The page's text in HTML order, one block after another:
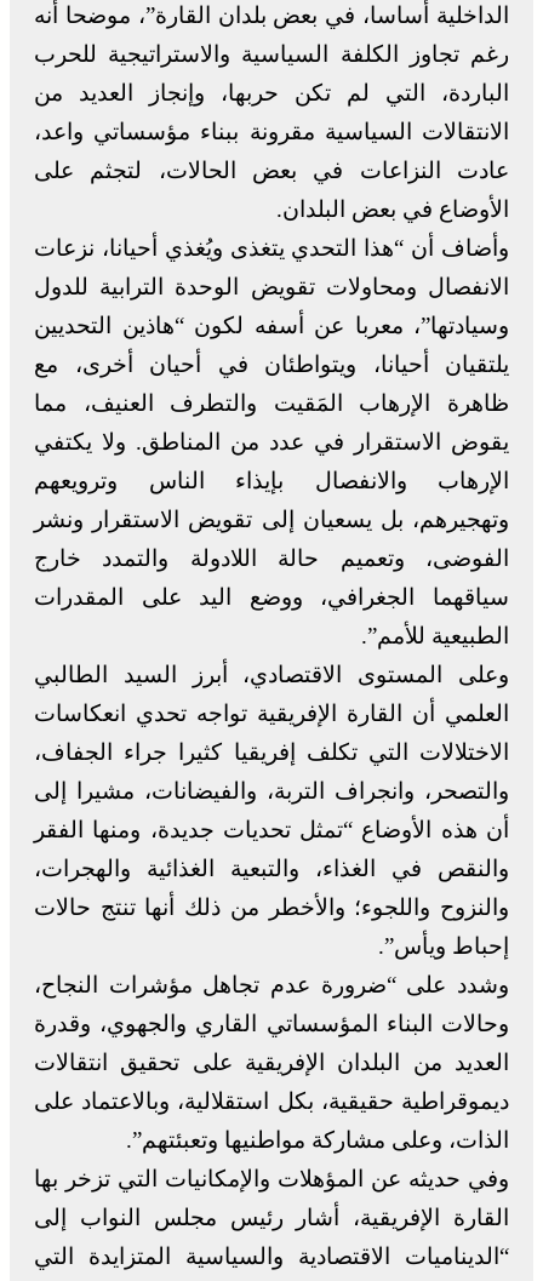
الداخلية أساسا، في بعض بلدان القارة”، موضحا أنه
رغم تجاوز الكلفة السياسية والاستراتيجية للحرب
الباردة، التي لم تكن حربها، وإنجاز العديد من
الانتقالات السياسية مقرونة ببناء مؤسساتي واعد،
عادت النزاعات في بعض الحالات، لتجثم على
الأوضاع في بعض البلدان.
وأضاف أن “هذا التحدي يتغذى ويُغذي أحيانا، نزعات
الانفصال ومحاولات تقويض الوحدة الترابية للدول
وسيادتها”، معربا عن أسفه لكون “هاذين التحديين
يلتقيان أحيانا، ويتواطئان في أحيان أخرى، مع
ظاهرة الإرهاب المَقيت والتطرف العنيف، مما
يقوض الاستقرار في عدد من المناطق. ولا يكتفي
الإرهاب والانفصال بإيذاء الناس وترويعهم
وتهجيرهم، بل يسعيان إلى تقويض الاستقرار ونشر
الفوضى، وتعميم حالة اللادولة والتمدد خارج
سياقهما الجغرافي، ووضع اليد على المقدرات
الطبيعية للأمم”.
وعلى المستوى الاقتصادي، أبرز السيد الطالبي
العلمي أن القارة الإفريقية تواجه تحدي انعكاسات
الاختلالات التي تكلف إفريقيا كثيرا جراء الجفاف،
والتصحر، وانجراف التربة، والفيضانات، مشيرا إلى
أن هذه الأوضاع “تمثل تحديات جديدة، ومنها الفقر
والنقص في الغذاء، والتبعية الغذائية والهجرات،
والنزوح واللجوء؛ والأخطر من ذلك أنها تنتج حالات
إحباط ويأس”.
وشدد على “ضرورة عدم تجاهل مؤشرات النجاح،
وحالات البناء المؤسساتي القاري والجهوي، وقدرة
العديد من البلدان الإفريقية على تحقيق انتقالات
ديموقراطية حقيقية، بكل استقلالية، وبالاعتماد على
الذات، وعلى مشاركة مواطنيها وتعبئتهم”.
وفي حديثه عن المؤهلات والإمكانيات التي تزخر بها
القارة الإفريقية، أشار رئيس مجلس النواب إلى
“الديناميات الاقتصادية والسياسية المتزايدة التي